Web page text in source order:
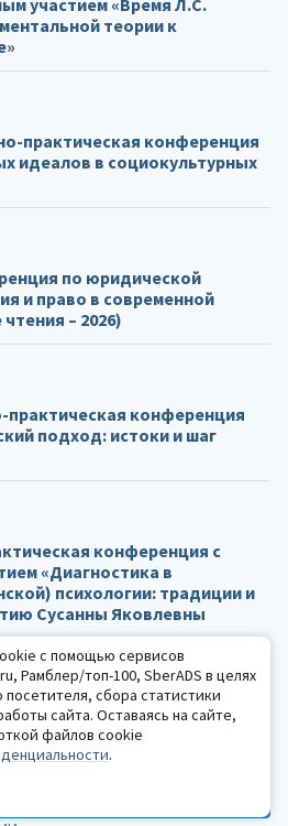
участием «Время Л.С.
теории к
практическая конференция
идеалов в социокультурных
по юридической
и право в современной
– 2026)
практическая конференция
подход: истоки и шаг
конференция с
«Диагностика в
психологии: традиции и
Сусанны Яковлевны
«Леонтьевские
с помощью сервисов
Рамблер/топ-100, SberADS в целях
сбора статистики
сайта. Оставаясь на сайте,
файлов cookie
.